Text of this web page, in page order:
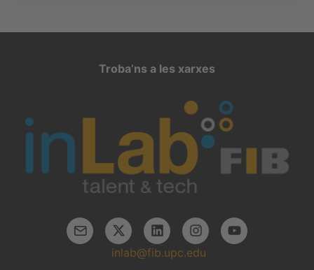
Troba’ns a les xarxes
inlab@fib.upc.edu